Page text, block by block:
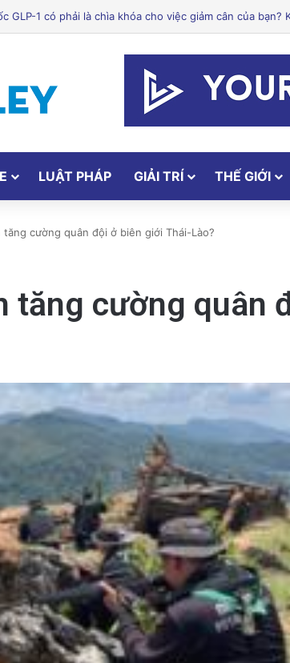
Silicon Valley: Một trong những cơ sở y tế hàng đầu tại
LUẬT PHÁP GIẢI TRÍ THẾ GIỚI
tăng cường quân đội ở biên giới Thái-Lào?
tăng cường quân